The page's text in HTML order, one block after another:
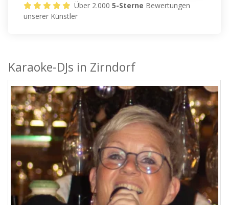
Über 2.0005-Sterne Bewertungen
unserer Künstler
Karaoke-DJs in Zirndorf